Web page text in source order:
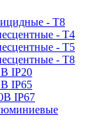
- Т8
- Т4
- Т5
- Т8
В IP20
В IP65
IP67